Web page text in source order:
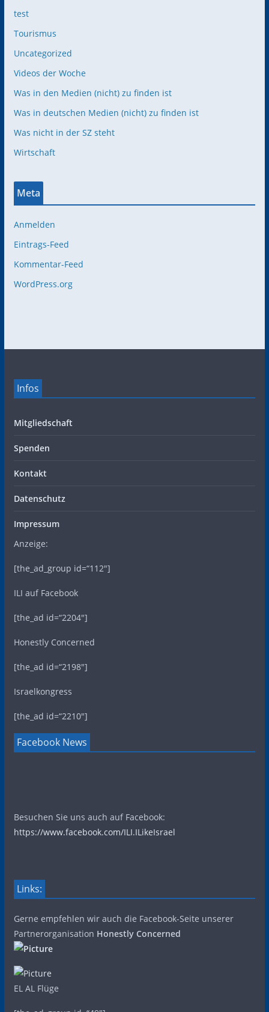
test
Tourismus
Uncategorized
Videos der Woche
Was in den Medien (nicht) zu finden ist
Was in deutschen Medien (nicht) zu finden ist
Was nicht in der SZ steht
Wirtschaft
Meta
Anmelden
Eintrags-Feed
Kommentar-Feed
WordPress.org
Infos
Mitgliedschaft
Spenden
Kontakt
Datenschutz
Impressum
Anzeige:
[the_ad_group id=“112″]
ILI auf Facebook
[the_ad id=“2204″]
Honestly Concerned
[the_ad id=“2198″]
Israelkongress
[the_ad id=“2210″]
Facebook News
Besuchen Sie uns auch auf Facebook:
https://www.facebook.com/ILI.ILikeIsrael
Links:
Gerne empfehlen wir auch die Facebook-Seite unserer
Partnerorganisation Honestly Concerned
EL AL Flüge